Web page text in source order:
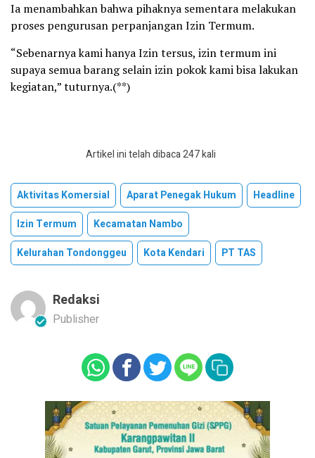
Ia menambahkan bahwa pihaknya sementara melakukan
proses pengurusan perpanjangan Izin Termum.
“Sebenarnya kami hanya Izin tersus, izin termum ini
supaya semua barang selain izin pokok kami bisa lakukan
kegiatan,” tuturnya.(**)
Artikel ini telah dibaca 247 kali
Aktivitas Komersial Aparat Penegak Hukum
Headline
Izin Termum
Kecamatan Nambo
Kelurahan Tondonggeu
Kota Kendari PT TAS
Redaksi
Publisher